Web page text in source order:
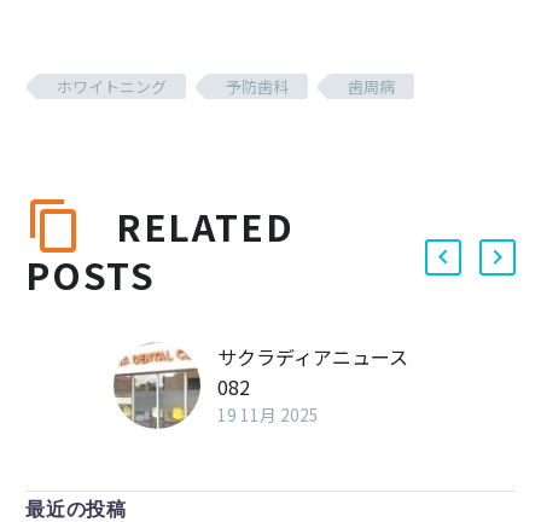
ホワイトニング 予防歯科 歯周病
RELATED
POSTS
サクラディアニュース
082
19 11月 2025
最近の投稿